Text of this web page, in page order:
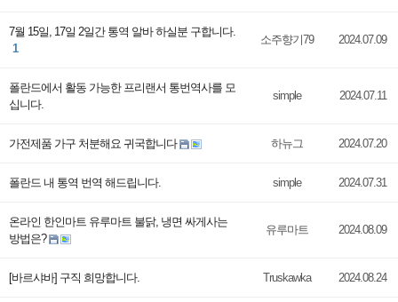
7월 15일, 17일 2일간 통역 알바 하실분 구합니다.
1
소주향기79 2024.07.09
폴란드에서 활동 가능한 프리랜서 통번역사를 모
십니다.
simple 2024.07.11
가전제품 가구 처분해요 귀국합니다 하뉴그 2024.07.20
폴란드 내 통역 번역 해드립니다. simple 2024.07.31
온라인 한인마트 유루마트 불닭, 냉면 싸게사는
방법은?
유루마트 2024.08.09
[바르샤바] 구직 희망합니다. Truskawka 2024.08.24